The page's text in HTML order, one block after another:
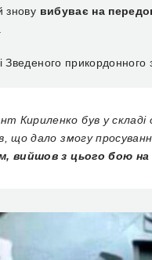
знову вибуває на
Зведеного прикордонного
Кириленко був у складі
що дало змогу
вийшов з цього бою